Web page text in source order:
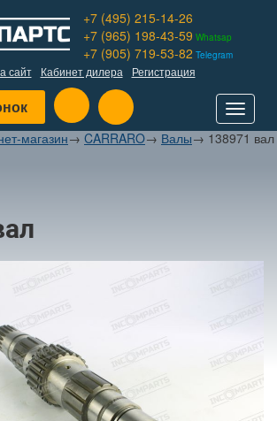
+7 (495) 215-14-26
+7 (965) 198-43-59 Whatsap
+7 (905) 719-53-82 Telegram
сайт Кабинет дилера Регистрация
Toggle
магазин→ CARRARO→ Валы→ 138971 вал